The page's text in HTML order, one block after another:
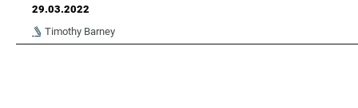
29.03.2022
Timothy Barney